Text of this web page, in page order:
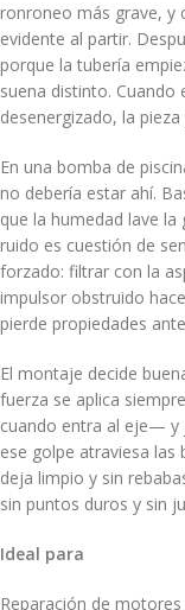
ronroneo más grave, y
evidente al partir.
porque la tubería
suena distinto.
desenergizado, la
En una bomba de
no debería estar ahí.
que la humedad lave la
ruido es cuestión de
forzado: filtrar con la
impulsor obstruido
pierde propiedades
El montaje decide
fuerza se aplica
cuando entra al eje— y
ese golpe atraviesa las
deja limpio y sin
sin puntos duros y sin
Ideal para
Reparación de